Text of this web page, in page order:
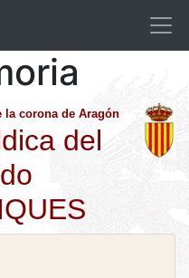
la corona de Aragón
del